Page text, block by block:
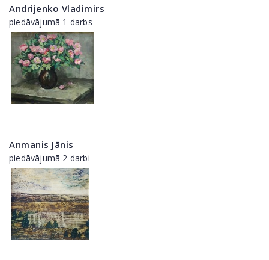
Andrijenko Vladimirs
piedāvājumā 1 darbs
Anmanis Jānis
piedāvājumā 2 darbi